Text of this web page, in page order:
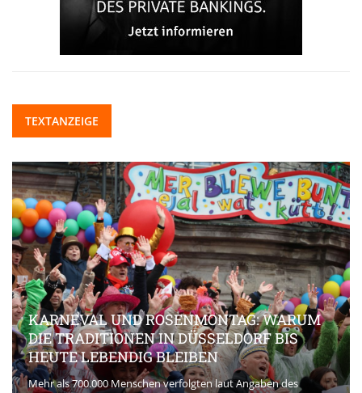
TEXTANZEIGE
KARNEVAL UND ROSENMONTAG: WARUM
DIE TRADITIONEN IN DÜSSELDORF BIS
HEUTE LEBENDIG BLEIBEN
Mehr als 700.000 Menschen verfolgten laut Angaben des